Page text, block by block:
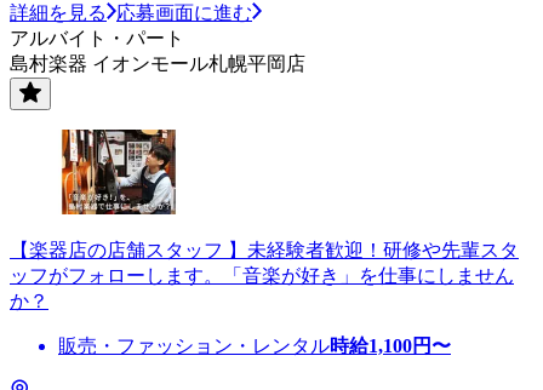
詳細を見る
応募画面に進む
アルバイト・パート
島村楽器 イオンモール札幌平岡店
【楽器店の店舗スタッフ 】未経験者歓迎！研修や先輩スタ
ッフがフォローします。「音楽が好き」を仕事にしません
か？
販売・ファッション・レンタル時給1,100円〜